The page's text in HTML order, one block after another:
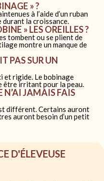
» ?
à l’aide d’un ruban
la croissance.
» LES OREILLES ?
tombent ou se plient de
montre un manque de
PAS SUR UN
et rigide. Le bobinage
être irritant pour la peau.
N’AI JAMAIS FAIS
différent. Certains auront
auront besoin d’un petit
D'ÉLEVEUSE